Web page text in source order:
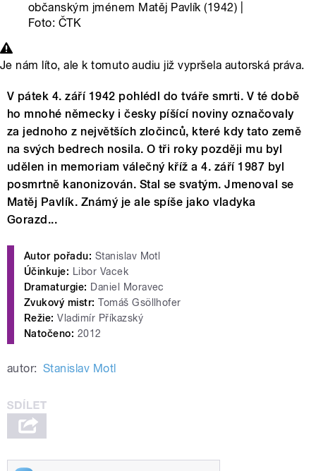
občanským jménem Matěj Pavlík (1942) |
Foto: ČTK
Je nám líto, ale k tomuto audiu již vypršela autorská práva.
V pátek 4. září 1942 pohlédl do tváře smrti. V té době
ho mnohé německy i česky píšící noviny označovaly
za jednoho z největších zločinců, které kdy tato země
na svých bedrech nosila. O tři roky později mu byl
udělen in memoriam válečný kříž a 4. září 1987 byl
posmrtně kanonizován. Stal se svatým. Jmenoval se
Matěj Pavlík. Známý je ale spíše jako vladyka
Gorazd...
Autor pořadu: Stanislav Motl
Účinkuje: Libor Vacek
Dramaturgie: Daniel Moravec
Zvukový mistr: Tomáš Gsöllhofer
Režie: Vladimír Příkazský
Natočeno: 2012
autor: Stanislav Motl